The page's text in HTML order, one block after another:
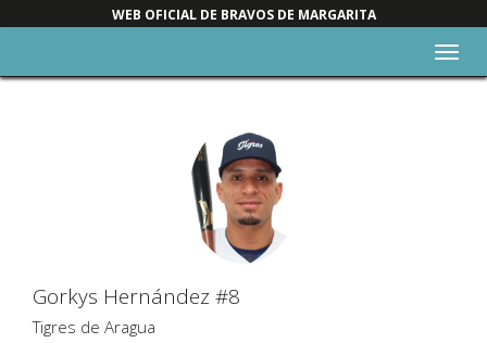
WEB OFICIAL DE BRAVOS DE MARGARITA
Gorkys Hernández #8
Tigres de Aragua